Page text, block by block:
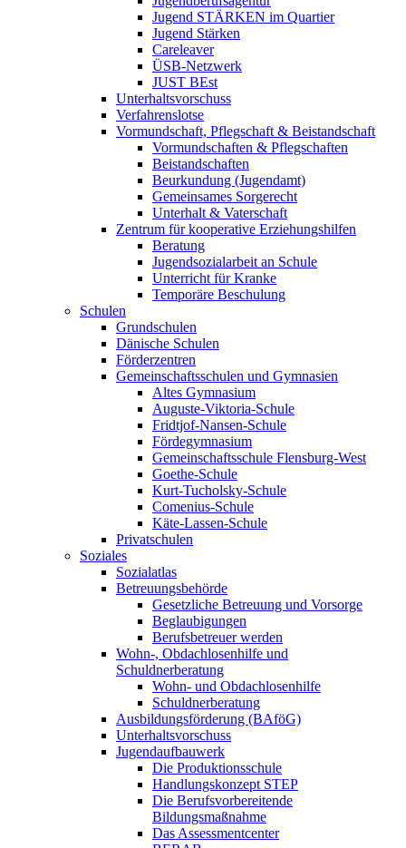
Jugend STÄRKEN im Quartier
Jugend Stärken
Careleaver
ÜSB-Netzwerk
JUST BEst
Unterhaltsvorschuss
Verfahrenslotse
Vormundschaft, Pflegschaft & Beistandschaft
Vormundschaften & Pflegschaften
Beistandschaften
Beurkundung (Jugendamt)
Gemeinsames Sorgerecht
Unterhalt & Vaterschaft
Zentrum für kooperative Erziehungshilfen
Beratung
Jugendsozialarbeit an Schule
Unterricht für Kranke
Temporäre Beschulung
Schulen
Grundschulen
Dänische Schulen
Förderzentren
Gemeinschaftsschulen und Gymnasien
Altes Gymnasium
Auguste-Viktoria-Schule
Fridtjof-Nansen-Schule
Fördegymnasium
Gemeinschaftsschule Flensburg-West
Goethe-Schule
Kurt-Tucholsky-Schule
Comenius-Schule
Käte-Lassen-Schule
Privatschulen
Soziales
Sozialatlas
Betreuungsbehörde
Gesetzliche Betreuung und Vorsorge
Beglaubigungen
Berufsbetreuer werden
Wohn-, Obdachlosenhilfe und
Schuldnerberatung
Wohn- und Obdachlosenhilfe
Schuldnerberatung
Ausbildungsförderung (BAföG)
Unterhaltsvorschuss
Jugendaufbauwerk
Die Produktionsschule
Handlungskonzept STEP
Die Berufsvorbereitende
Bildungsmaßnahme
Das Assessmentcenter